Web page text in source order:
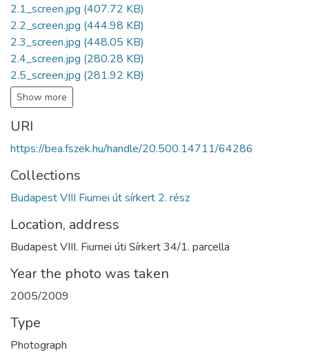
2.1_screen.jpg (407.72 KB)
2.2_screen.jpg (444.98 KB)
2.3_screen.jpg (448.05 KB)
2.4_screen.jpg (280.28 KB)
2.5_screen.jpg (281.92 KB)
Show more
URI
https://bea.fszek.hu/handle/20.500.14711/64286
Collections
Budapest VIII Fiumei út sírkert 2. rész
Location, address
Budapest VIII. Fiumei úti Sírkert 34/1. parcella
Year the photo was taken
2005/2009
Type
Photograph